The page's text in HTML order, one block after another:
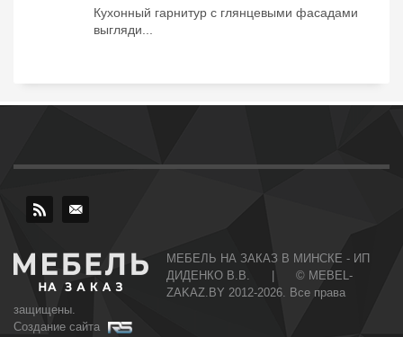
Кухонный гарнитур с глянцевыми фасадами
выгляди...
МЕБЕЛЬ НА ЗАКАЗ В МИНСКЕ - ИП
ДИДЕНКО В.В. | © MEBEL-
ZAKAZ.BY 2012-2026. Все права
защищены.
Создание сайта